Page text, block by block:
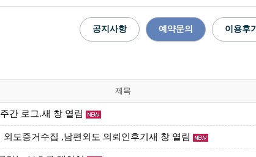
공지사항 예약문의 이용후기
제목
간 로그.새 창 열림
외도증거수집 ,남편외도 의뢰인후기새 창 열림